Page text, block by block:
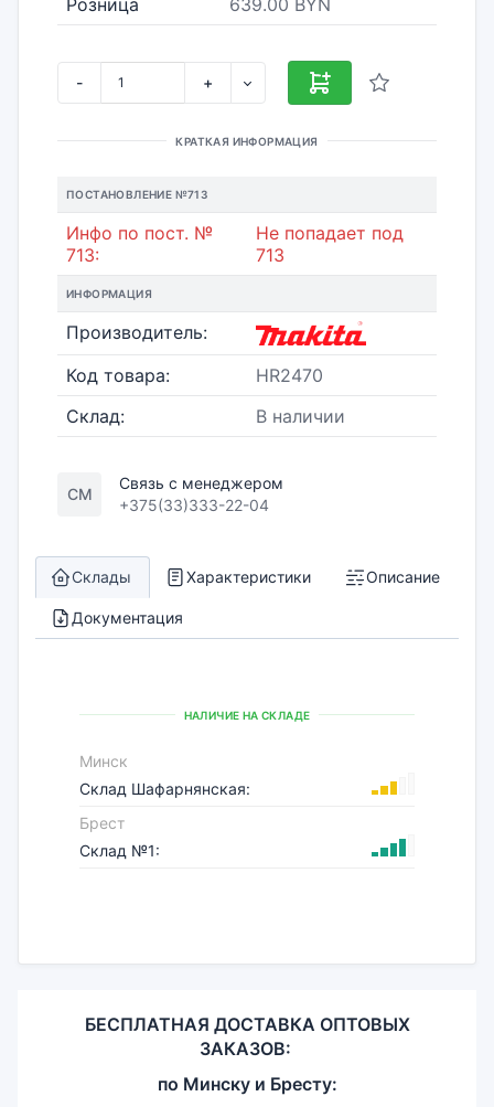
Розница 639.00 BYN
- +
КРАТКАЯ ИНФОРМАЦИЯ
ПОСТАНОВЛЕНИЕ №713
Инфо по пост. №
713:
Не попадает под
713
ИНФОРМАЦИЯ
Производитель:
Код товара:
HR2470
Склад:
В наличии
СМ
Связь с менеджером
+375(33)333-22-04
Склады Характеристики Описание
Документация
НАЛИЧИЕ НА СКЛАДЕ
Минск
Склад Шафарнянская:
Брест
Склад №1:
БЕСПЛАТНАЯ ДОСТАВКА ОПТОВЫХ
ЗАКАЗОВ:
по Минску и Бресту: